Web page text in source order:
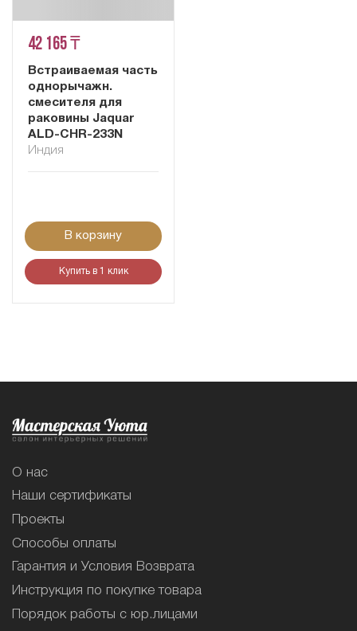
42 165 ₸
Встраиваемая часть
однорычажн.
смесителя для
раковины Jaquar
ALD-CHR-233N
Индия
В корзину
Купить в 1 клик
О нас
Наши сертификаты
Проекты
Способы оплаты
Гарантия и Условия Возврата
Инструкция по покупке товара
Порядок работы с юр.лицами